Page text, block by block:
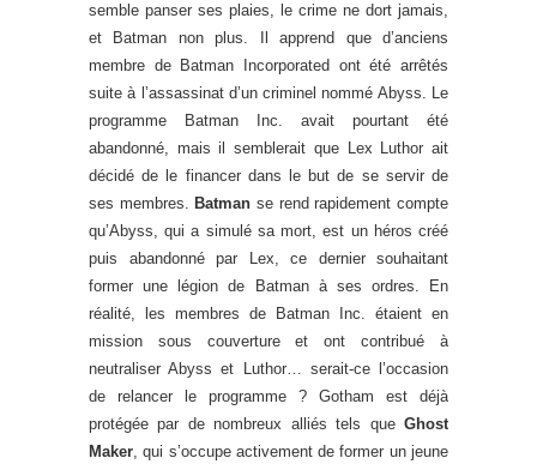
semble panser ses plaies, le crime ne dort jamais,
et Batman non plus. Il apprend que d’anciens
membre de Batman Incorporated ont été arrêtés
suite à l’assassinat d’un criminel nommé Abyss. Le
programme Batman Inc. avait pourtant été
abandonné, mais il semblerait que Lex Luthor ait
décidé de le financer dans le but de se servir de
ses membres. Batman se rend rapidement compte
qu’Abyss, qui a simulé sa mort, est un héros créé
puis abandonné par Lex, ce dernier souhaitant
former une légion de Batman à ses ordres. En
réalité, les membres de Batman Inc. étaient en
mission sous couverture et ont contribué à
neutraliser Abyss et Luthor… serait-ce l’occasion
de relancer le programme ? Gotham est déjà
protégée par de nombreux alliés tels que Ghost
Maker, qui s’occupe activement de former un jeune